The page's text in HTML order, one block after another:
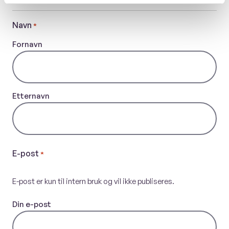
Navn *
Fornavn
Etternavn
E-post *
E-post er kun til intern bruk og vil ikke publiseres.
Din e-post